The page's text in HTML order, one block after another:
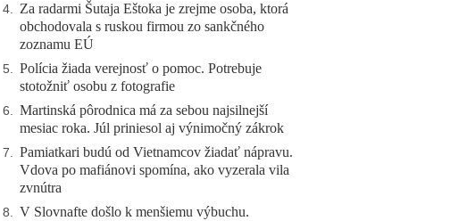
4. Za radarmi Šutaja Eštoka je zrejme osoba, ktorá
obchodovala s ruskou firmou zo sankčného
zoznamu EÚ
5. Polícia žiada verejnosť o pomoc. Potrebuje
stotožniť osobu z fotografie
6. Martinská pôrodnica má za sebou najsilnejší
mesiac roka. Júl priniesol aj výnimočný zákrok
7. Pamiatkari budú od Vietnamcov žiadať nápravu.
Vdova po mafiánovi spomína, ako vyzerala vila
zvnútra
8. V Slovnafte došlo k menšiemu výbuchu.